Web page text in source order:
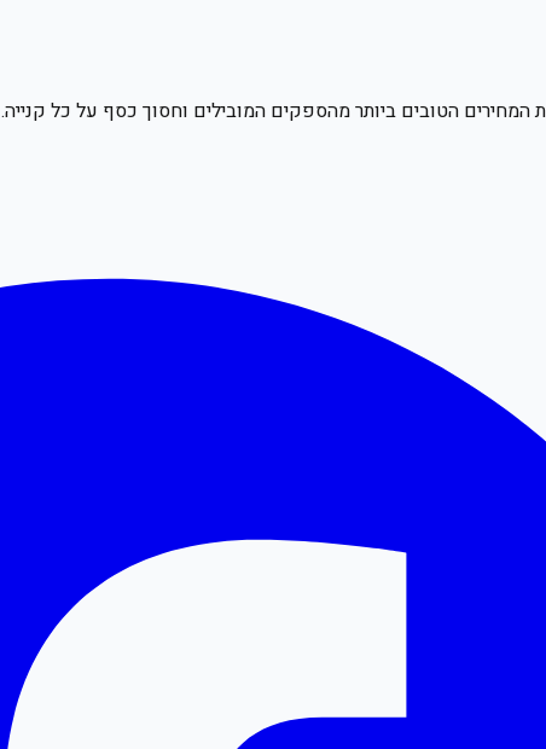
הטובים ביותר מהספקים המובילים וחסוך כסף על כל קנייה.